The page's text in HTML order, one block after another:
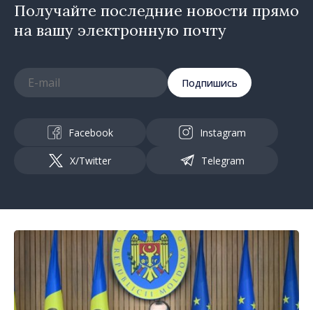
Получайте последние новости прямо
на вашу электронную почту
Подпишись
Facebook Instagram
X/Twitter Telegram